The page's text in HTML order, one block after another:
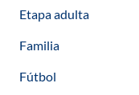
Etapa adulta
Familia
Fútbol